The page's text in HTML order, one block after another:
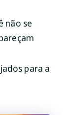
não se
para a